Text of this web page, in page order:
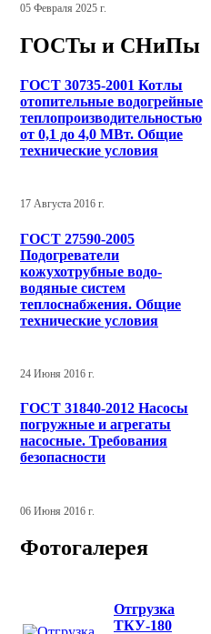
05 Февраля 2025 г.
ГОСТы и СНиПы
ГОСТ 30735-2001 Котлы
отопительные водогрейные
теплопроизводительностью
от 0,1 до 4,0 МВт. Общие
технические условия
17 Августа 2016 г.
ГОСТ 27590-2005
Подогреватели
кожухотрубные водо-
водяные систем
теплоснабжения. Общие
технические условия
24 Июня 2016 г.
ГОСТ 31840-2012 Насосы
погружные и агрегаты
насосные. Требования
безопасности
06 Июня 2016 г.
Фотогалерея
Отгрузка
ТКУ-180